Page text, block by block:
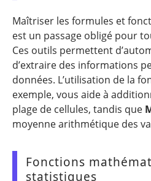
Maîtriser les formules et
est un passage obligé pour
Ces outils permettent
d’extraire des informations
données. L’utilisation de la
exemple, vous aide à
plage de cellules, tandis que
moyenne arithmétique des
Fonctions
statistiques